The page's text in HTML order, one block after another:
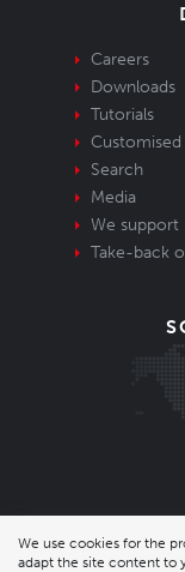
Careers
Downloads
Tutorials
Search
Media
We support
Take-back
We use cookies for the
adapt the site content to